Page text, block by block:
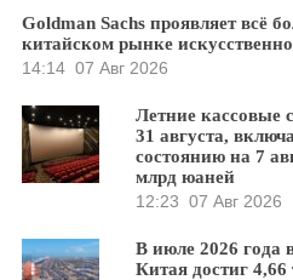
Goldman Sachs проявляет всё
китайском рынке
14:14 07 Авг 2026
Летние кассовые
31 августа,
состоянию на 7
млрд юаней
12:23 07 Авг 2026
В июле 2026 года
Китая достиг